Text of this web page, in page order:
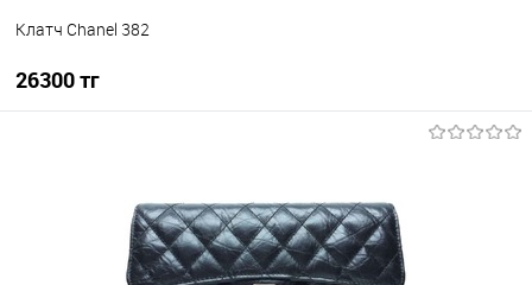
Клатч Chanel 382
26300 тг
В наличии